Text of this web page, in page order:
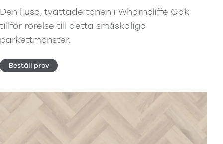
Den ljusa, tvättade tonen i Wharncliffe Oak
tillför rörelse till detta småskaliga
parkettmönster.
Beställ prov